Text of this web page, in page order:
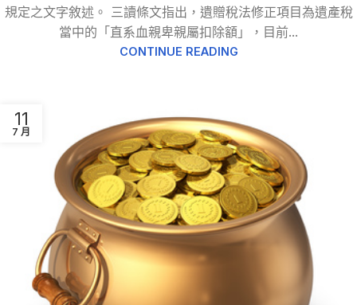
規定之文字敘述。 三讀條文指出，遺贈稅法修正項目為遺產稅
當中的「直系血親卑親屬扣除額」，目前...
CONTINUE READING
11
7 月